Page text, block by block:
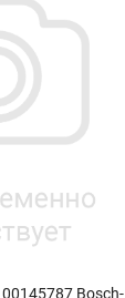
00145787 Bosch-